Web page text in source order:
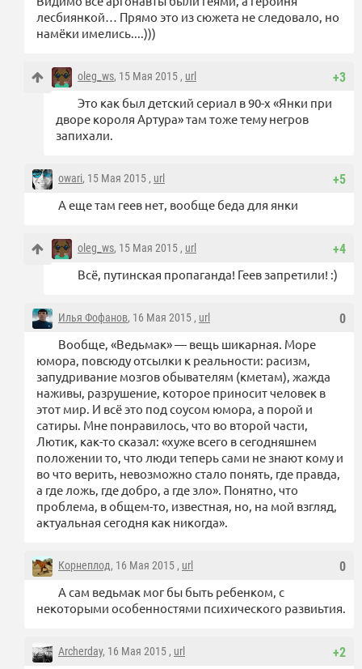
лесбиянкой… Прямо это из сюжета не следовало, но
намёки имелись....)))
+3
oleg_ws, 15 Мая 2015 , url
Это как был детский сериал в 90-х «Янки при
дворе короля Артура» там тоже тему негров
запихали.
+5
owari, 15 Мая 2015 , url
А еще там геев нет, вообще беда для янки
+4
oleg_ws, 15 Мая 2015 , url
Всё, путинская пропаганда! Геев запретили! :)
0
Илья Фофанов, 16 Мая 2015 , url
Вообще, «Ведьмак» — вещь шикарная. Море
юмора, повсюду отсылки к реальности: расизм,
запудривание мозгов обывателям (кметам), жажда
наживы, разрушение, которое приносит человек в
этот мир. И всё это под соусом юмора, а порой и
сатиры. Мне понравилось, что во второй части,
Лютик, как-то сказал: «хуже всего в сегодняшнем
положении то, что люди теперь сами не знают кому и
во что верить, невозможно стало понять, где правда,
а где ложь, где добро, а где зло». Понятно, что
проблема, в общем-то, известная, но, на мой взгляд,
актуальная сегодня как никогда».
0
Корнеплод, 16 Мая 2015 , url
А сам ведьмак мог бы быть ребенком, с
некоторыми особенностями психического развиьтия.
+2
Archerday, 16 Мая 2015 , url